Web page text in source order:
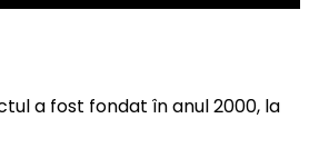
a fost fondat în anul 2000, la